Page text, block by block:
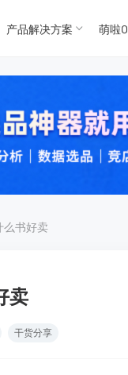
For
For
产品解决方案 萌啦
么书好卖
卖
干货分享